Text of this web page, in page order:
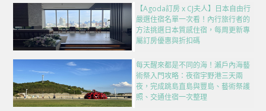
【Agoda訂房 x CJ夫人】日本自由行
嚴選住宿名單一次看！內行旅行者的
方法挑選日本質感住宿，每周更新專
屬訂房優惠與折扣碼
每天醒來都是不同的海！瀨戶內海藝
術祭入門攻略：夜宿宇野港三天兩
夜，完成跳島直島與豐島、藝術祭護
照、交通住宿一次整理